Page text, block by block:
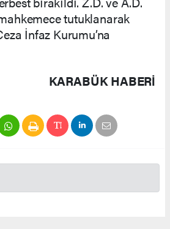
tutuklanarak
İnfaz Kurumu’na
KARABÜK HABERİ